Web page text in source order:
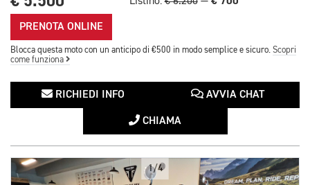
PRENOTA ONLINE
Blocca questa moto con un anticipo di €500 in modo semplice e sicuro. Scopri
come funziona
RICHIEDI INFO AVVIA CHAT
CHIAMA
1/4